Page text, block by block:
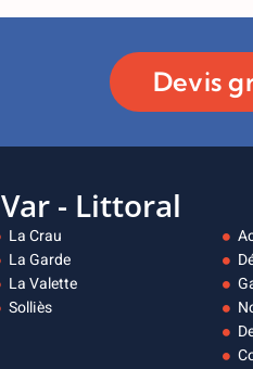
Devis
Var - Littoral
La Crau
La Garde
La Valette
Solliès